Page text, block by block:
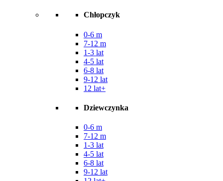
Chłopczyk
0-6 m
7-12 m
1-3 lat
4-5 lat
6-8 lat
9-12 lat
12 lat+
Dziewczynka
0-6 m
7-12 m
1-3 lat
4-5 lat
6-8 lat
9-12 lat